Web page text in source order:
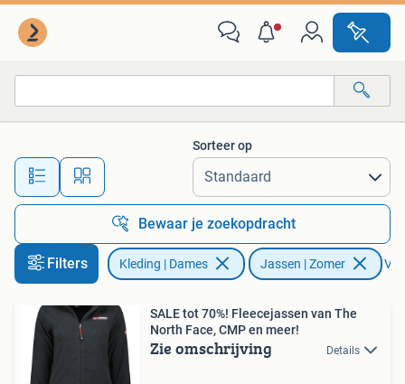
Alle afstanden…
Sorteer op
Bewaar je zoekopdracht
Filters Kleding | Dames Jassen | Zomer
SALE tot 70%! Fleecejassen van The
North Face, CMP en meer!
Zie omschrijving Details